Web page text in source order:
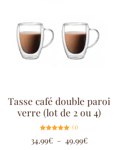
Tasse café double paroi
verre (lot de 2 ou 4)
5.00
sur 5
(1)
34.99€ – 49.99€